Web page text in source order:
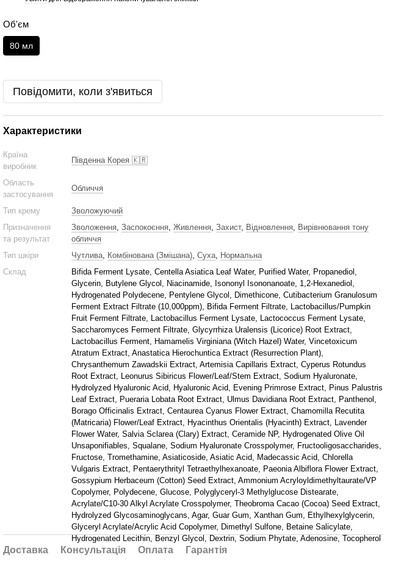
Об'єм
80 мл
Повідомити, коли з'явиться
Характеристики
Країна
виробник
Південна Корея 🇰🇷
Область
застосування
Обличчя
Тип крему
Зволожуючий
Призначення
та результат
Зволоження, Заспокоєння, Живлення, Захист, Відновлення, Вирівнювання тону
обличчя
Тип шкіри
Чутлива, Комбінована (Змішана), Суха, Нормальна
Склад
Bifida Ferment Lysate, Centella Asiatica Leaf Water, Purified Water, Propanediol,
Glycerin, Butylene Glycol, Niacinamide, Isononyl Isononanoate, 1,2-Hexanediol,
Hydrogenated Polydecene, Pentylene Glycol, Dimethicone, Cutibacterium Granulosum
Ferment Extract Filtrate (10,000ppm), Bifida Ferment Filtrate, Lactobacillus/Pumpkin
Fruit Ferment Filtrate, Lactobacillus Ferment Lysate, Lactococcus Ferment Lysate,
Saccharomyces Ferment Filtrate, Glycyrrhiza Uralensis (Licorice) Root Extract,
Lactobacillus Ferment, Hamamelis Virginiana (Witch Hazel) Water, Vincetoxicum
Atratum Extract, Anastatica Hierochuntica Extract (Resurrection Plant),
Chrysanthemum Zawadskii Extract, Artemisia Capillaris Extract, Cyperus Rotundus
Root Extract, Leonurus Sibiricus Flower/Leaf/Stem Extract, Sodium Hyaluronate,
Hydrolyzed Hyaluronic Acid, Hyaluronic Acid, Evening Primrose Extract, Pinus Palustris
Leaf Extract, Pueraria Lobata Root Extract, Ulmus Davidiana Root Extract, Panthenol,
Borago Officinalis Extract, Centaurea Cyanus Flower Extract, Chamomilla Recutita
(Matricaria) Flower/Leaf Extract, Hyacinthus Orientalis (Hyacinth) Extract, Lavender
Flower Water, Salvia Sclarea (Clary) Extract, Ceramide NP, Hydrogenated Olive Oil
Unsaponifiables, Squalane, Sodium Hyaluronate Crosspolymer, Fructooligosaccharides,
Fructose, Tromethamine, Asiaticoside, Asiatic Acid, Madecassic Acid, Chlorella
Vulgaris Extract, Pentaerythrityl Tetraethylhexanoate, Paeonia Albiflora Flower Extract,
Gossypium Herbaceum (Cotton) Seed Extract, Ammonium Acryloyldimethyltaurate/VP
Copolymer, Polydecene, Glucose, Polyglyceryl-3 Methylglucose Distearate,
Acrylate/C10-30 Alkyl Acrylate Crosspolymer, Theobroma Cacao (Cocoa) Seed Extract,
Hydrolyzed Glycosaminoglycans, Agar, Guar Gum, Xanthan Gum, Ethylhexylglycerin,
Glyceryl Acrylate/Acrylic Acid Copolymer, Dimethyl Sulfone, Betaine Salicylate,
Hydrogenated Lecithin, Benzyl Glycol, Dextrin, Sodium Phytate, Adenosine, Tocopherol
Доставка Консультація Оплата Гарантія